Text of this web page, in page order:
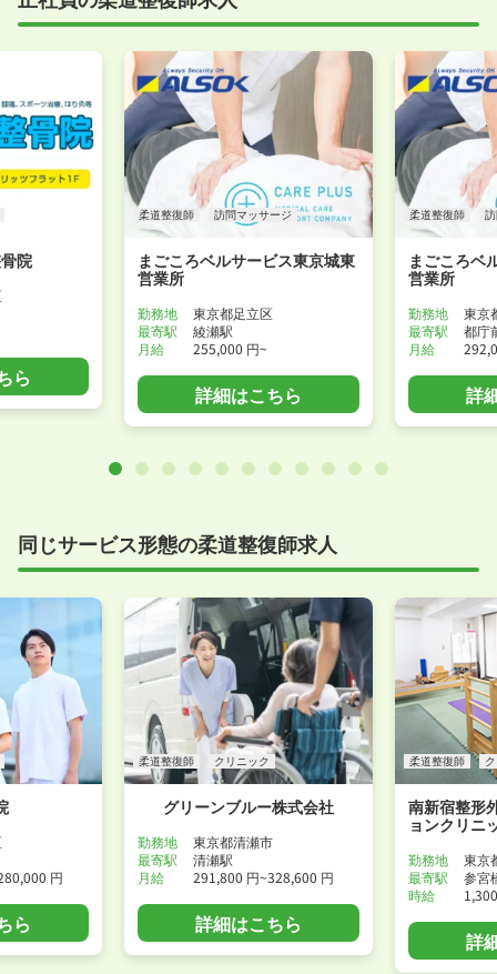
院
ら
柔道整復師 訪問マッサージ
まごころベルサービス東京城東
営業所
勤務地
東京都足立区
最寄駅
綾瀬駅
月給
255,000 円~
詳細はこちら
柔道整復師
まごころベ
営業所
勤務地
東京
最寄駅
都庁
月給
詳
同じサービス形態の柔道整復師求人
円
ら
柔道整復師 クリニック
グリーンブルー株式会社
勤務地
東京都清瀬市
最寄駅
清瀬駅
月給
291,800 円~328,600 円
詳細はこちら
柔道整復師
南新宿整形
ョンクリニ
勤務地
東京
最寄駅
参宮
時給
詳